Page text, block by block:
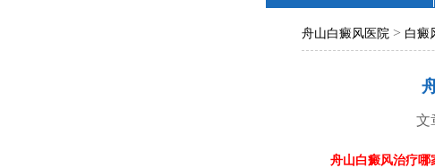
舟山白癜风医院 > 白癜
文
舟山白癜风治疗哪